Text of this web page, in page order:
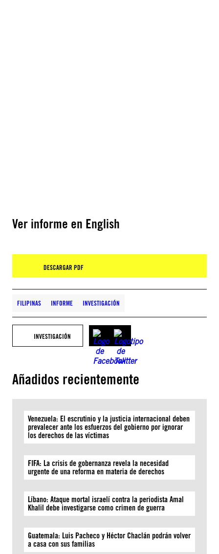
Ver informe en English
DESCARGAR PDF
FILIPINAS INFORME INVESTIGACIÓN
INVESTIGACIÓN
Añadidos recientemente
Venezuela: El escrutinio y la justicia internacional deben
prevalecer ante los esfuerzos del gobierno por ignorar
los derechos de las víctimas
FIFA: La crisis de gobernanza revela la necesidad
urgente de una reforma en materia de derechos
Líbano: Ataque mortal israelí contra la periodista Amal
Khalil debe investigarse como crimen de guerra
Guatemala: Luis Pacheco y Héctor Chaclán podrán volver
a casa con sus familias